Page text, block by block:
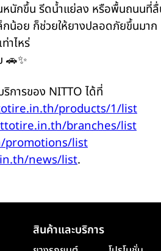
หนักขึ้น รีดน้ำแย่ลง หรือพื้นถนน
น้อย ก็ช่วยให้ยางปลอดภัยขึ้นมา
าไหร่
🚗✨
การของ NITTO ได้ที่
products/1/list
branches/list
list
news/list.
สินค้าและบริการ